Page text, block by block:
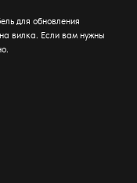
для обновления
вилка. Если вам нужны